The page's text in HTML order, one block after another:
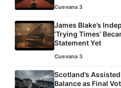
Cuevana 3
James Blake’s
‘Trying Times’
Statement Yet
Cuevana 3
Scotland’s
Balance as Final